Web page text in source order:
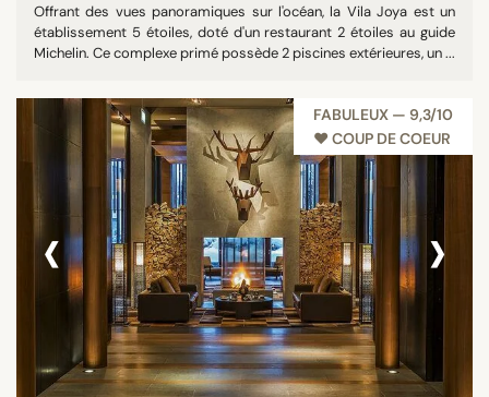
Offrant des vues panoramiques sur l'océan, la Vila Joya est un
établissement 5 étoiles, doté d'un restaurant 2 étoiles au guide
Michelin. Ce complexe primé possède 2 piscines extérieures, un ...
FABULEUX — 9,3/10
♥︎ COUP DE COEUR
‹ ›